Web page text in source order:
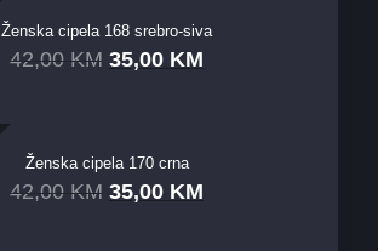
Ženska cipela 168 srebro-siva
42,00 KM 35,00 KM
Ženska cipela 170 crna
42,00 KM 35,00 KM